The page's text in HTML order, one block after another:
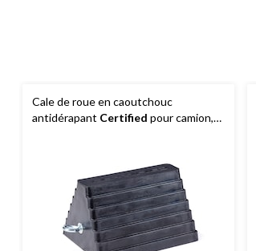
Cale de roue en caoutchouc
antidérapant Certified pour camion,